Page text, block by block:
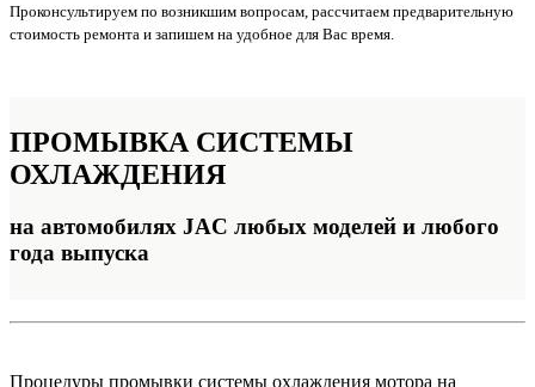
Проконсультируем по возникшим вопросам, рассчитаем предварительную
стоимость ремонта и запишем на удобное для Вас время.
ПРОМЫВКА СИСТЕМЫ
ОХЛАЖДЕНИЯ
на автомобилях JAC любых моделей и любого
года выпуска
Процедуры промывки системы охлаждения мотора на